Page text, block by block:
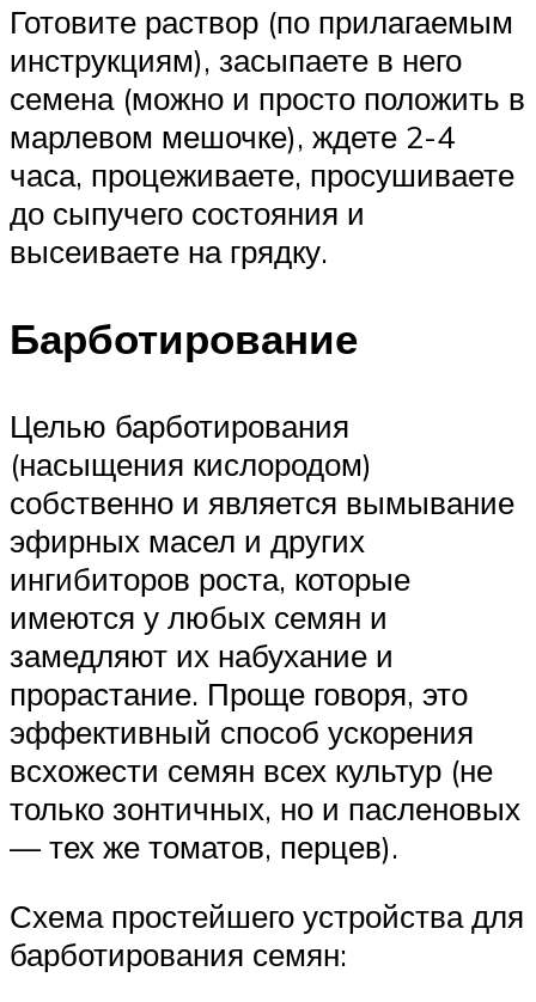
Готовите раствор (по прилагаемым
инструкциям), засыпаете в него
семена (можно и просто положить в
марлевом мешочке), ждете 2-4
часа, процеживаете, просушиваете
до сыпучего состояния и
высеиваете на грядку.
Барботирование
Целью барботирования
(насыщения кислородом)
собственно и является вымывание
эфирных масел и других
ингибиторов роста, которые
имеются у любых семян и
замедляют их набухание и
прорастание. Проще говоря, это
эффективный способ ускорения
всхожести семян всех культур (не
только зонтичных, но и пасленовых
— тех же томатов, перцев).
Схема простейшего устройства для
барботирования семян: